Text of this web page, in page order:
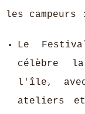
les campeurs :
Le
célèbre
l'île, avec
ateliers